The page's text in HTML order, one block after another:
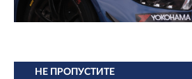
НЕ ПРОПУСТИТЕ